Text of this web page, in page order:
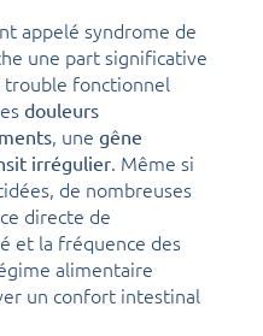
appelé syndrome de
une part significative
trouble fonctionnel
douleurs
, une gêne
irrégulier. Même si
de nombreuses
directe de
et la fréquence des
alimentaire
un confort intestinal